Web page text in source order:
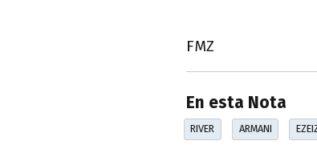
FMZ
En esta Nota
RIVER ARMANI